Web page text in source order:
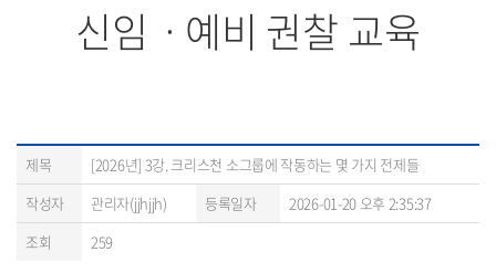
신임ㆍ예비 권찰 교육
제목
[2026년] 3강. 크리스천 소그룹에 작동하는 몇 가지 전제들
작성자
관리자(jjhjjh) 등록일자
2026-01-20 오후 2:35:37
조회
259